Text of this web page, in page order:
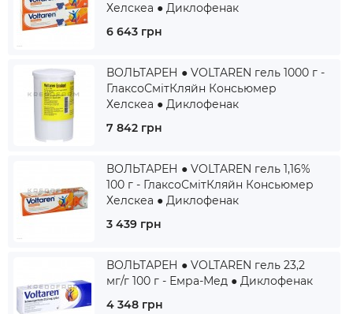
Хелскеа ● Диклофенак
6 643 грн
ВОЛЬТАРЕН ● VOLTAREN гель 1000 г -
ГлаксоСмітКляйн Консьюмер
Хелскеа ● Диклофенак
7 842 грн
ВОЛЬТАРЕН ● VOLTAREN гель 1,16%
100 г - ГлаксоСмітКляйн Консьюмер
Хелскеа ● Диклофенак
3 439 грн
ВОЛЬТАРЕН ● VOLTAREN гель 23,2
мг/г 100 г - Емра-Мед ● Диклофенак
4 348 грн